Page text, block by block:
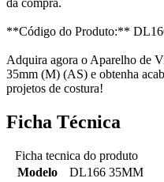
da compra.
**Código do Produto:**
Adquira agora o Aparelho de
35mm (M) (AS) e obtenha
projetos de costura!
Ficha Técnica
Ficha tecnica do produto
Modelo
DL166 35MM